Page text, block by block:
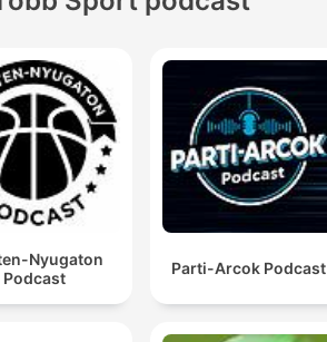
Nyugaton
Podcast
Parti-Arcok Podcast